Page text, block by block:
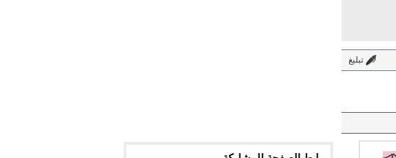
تبليغ